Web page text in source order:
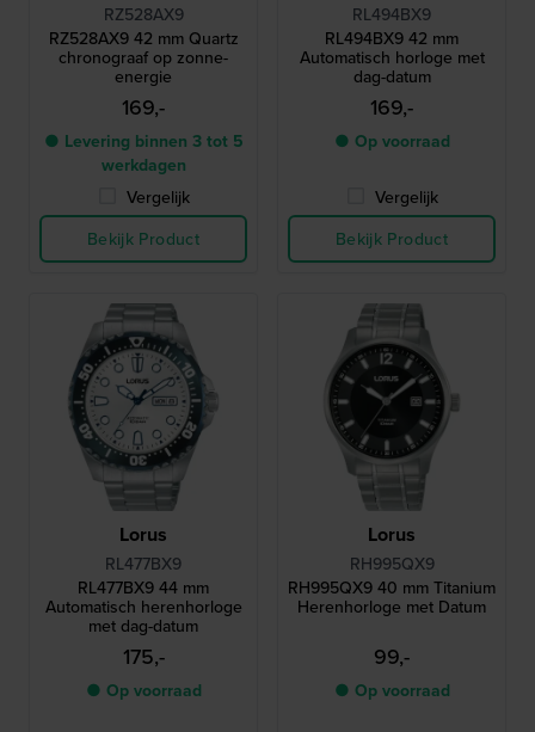
RZ528AX9
RZ528AX9 42 mm Quartz
chronograaf op zonne-
energie
169,-
● Levering binnen 3 tot 5
werkdagen
Vergelijk
Bekijk Product
RL494BX9
RL494BX9 42 mm
Automatisch horloge met
dag-datum
169,-
● Op voorraad
Vergelijk
Bekijk Product
Lorus
RL477BX9
RL477BX9 44 mm
Automatisch herenhorloge
met dag-datum
175,-
● Op voorraad
Lorus
RH995QX9
RH995QX9 40 mm Titanium
Herenhorloge met Datum
99,-
● Op voorraad